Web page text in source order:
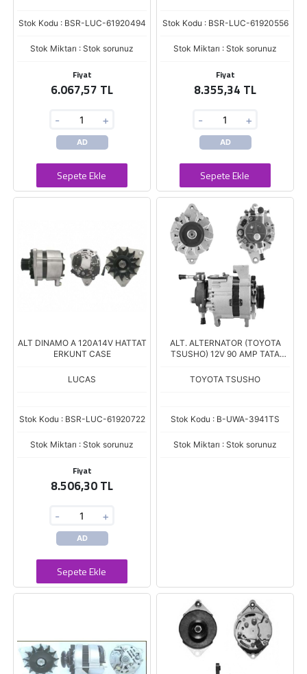
Stok Kodu : BSR-LUC-61920494
Stok Miktarı : Stok sorunuz
Fiyat
6.067,57 TL
- +
AD
Sepete Ekle
Stok Kodu : BSR-LUC-61920556
Stok Miktarı : Stok sorunuz
Fiyat
8.355,34 TL
- +
AD
Sepete Ekle
ALT DINAMO A 120A14V HATTAT
ERKUNT CASE
LUCAS
Stok Kodu : BSR-LUC-61920722
Stok Miktarı : Stok sorunuz
Fiyat
8.506,30 TL
- +
AD
Sepete Ekle
ALT. ALTERNATOR (TOYOTA
TSUSHO) 12V 90 AMP TATA
(26021335)
TOYOTA TSUSHO
Stok Kodu : B-UWA-3941TS
Stok Miktarı : Stok sorunuz